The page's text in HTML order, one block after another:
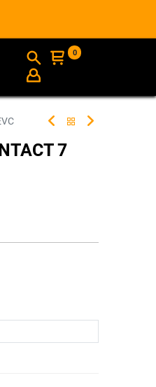
INFO
0
7